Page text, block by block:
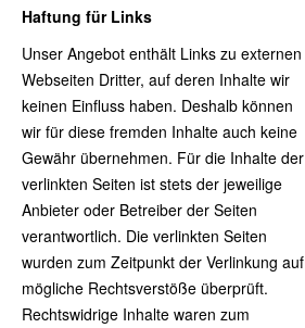
Haftung für Links
Unser Angebot enthält Links zu externen
Webseiten Dritter, auf deren Inhalte wir
keinen Einfluss haben. Deshalb können
wir für diese fremden Inhalte auch keine
Gewähr übernehmen. Für die Inhalte der
verlinkten Seiten ist stets der jeweilige
Anbieter oder Betreiber der Seiten
verantwortlich. Die verlinkten Seiten
wurden zum Zeitpunkt der Verlinkung auf
mögliche Rechtsverstöße überprüft.
Rechtswidrige Inhalte waren zum